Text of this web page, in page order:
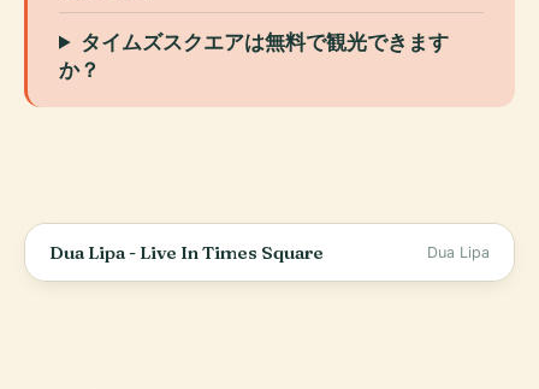
タイムズスクエアは無料で観光できます
か？
Dua Lipa - Live In Times Square Dua Lipa